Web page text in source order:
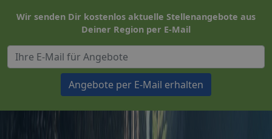
Wir senden Dir kostenlos aktuelle Stellenangebote aus
Deiner Region per E-Mail
Angebote per E-Mail erhalten